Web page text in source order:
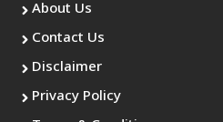
About Us
Contact Us
Disclaimer
Privacy Policy